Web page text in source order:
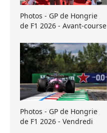
Photos - GP de Hongrie
de F1 2026 - Avant-course
Photos - GP de Hongrie
de F1 2026 - Vendredi